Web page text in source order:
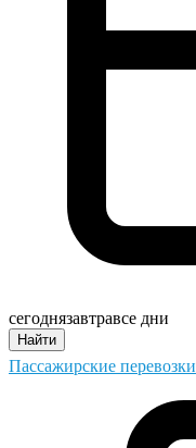
сегоднязавтравсе дни
Найти
Пассажирские перевозки